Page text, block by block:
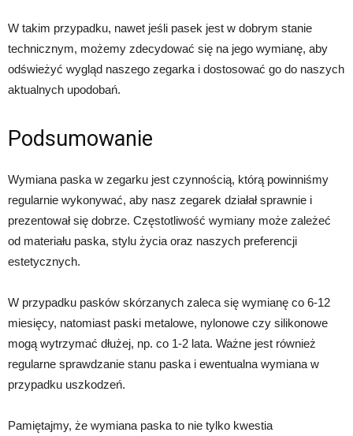
W takim przypadku, nawet jeśli pasek jest w dobrym stanie
technicznym, możemy zdecydować się na jego wymianę, aby
odświeżyć wygląd naszego zegarka i dostosować go do naszych
aktualnych upodobań.
Podsumowanie
Wymiana paska w zegarku jest czynnością, którą powinniśmy
regularnie wykonywać, aby nasz zegarek działał sprawnie i
prezentował się dobrze. Częstotliwość wymiany może zależeć
od materiału paska, stylu życia oraz naszych preferencji
estetycznych.
W przypadku pasków skórzanych zaleca się wymianę co 6-12
miesięcy, natomiast paski metalowe, nylonowe czy silikonowe
mogą wytrzymać dłużej, np. co 1-2 lata. Ważne jest również
regularne sprawdzanie stanu paska i ewentualna wymiana w
przypadku uszkodzeń.
Pamiętajmy, że wymiana paska to nie tylko kwestia